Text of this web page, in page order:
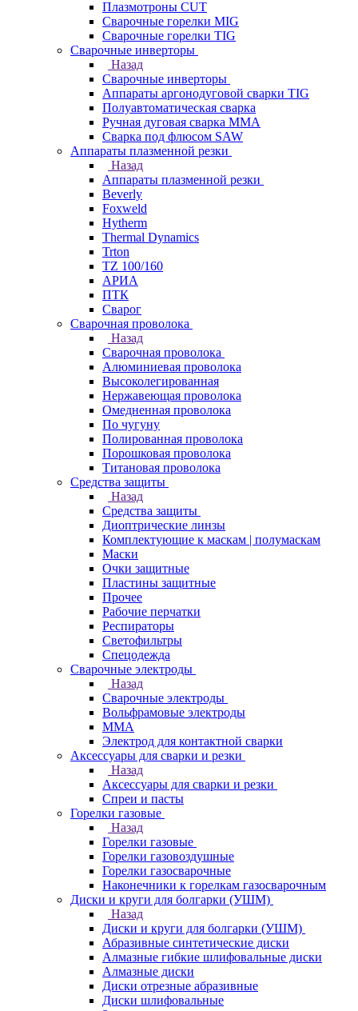
Плазмотроны CUT
Сварочные горелки MIG
Сварочные горелки TIG
Сварочные инверторы
Назад
Сварочные инверторы
Аппараты аргонодуговой сварки TIG
Полуавтоматическая сварка
Ручная дуговая сварка MMA
Сварка под флюсом SAW
Аппараты плазменной резки
Назад
Аппараты плазменной резки
Beverly
Foxweld
Hytherm
Thermal Dynamics
Trton
TZ 100/160
АРИА
ПТК
Сварог
Сварочная проволока
Назад
Сварочная проволока
Алюминиевая проволока
Высоколегированная
Нержавеющая проволока
Омедненная проволока
По чугуну
Полированная проволока
Порошковая проволока
Титановая проволока
Средства защиты
Назад
Средства защиты
Диоптрические линзы
Комплектующие к маскам | полумаскам
Маски
Очки защитные
Пластины защитные
Прочее
Рабочие перчатки
Респираторы
Светофильтры
Спецодежда
Сварочные электроды
Назад
Сварочные электроды
Вольфрамовые электроды
ММА
Электрод для контактной сварки
Аксессуары для сварки и резки
Назад
Аксессуары для сварки и резки
Спреи и пасты
Горелки газовые
Назад
Горелки газовые
Горелки газовоздушные
Горелки газосварочные
Наконечники к горелкам газосварочным
Диски и круги для болгарки (УШМ)
Назад
Диски и круги для болгарки (УШМ)
Абразивные синтетические диски
Алмазные гибкие шлифовальные диски
Алмазные диски
Диски отрезные абразивные
Диски шлифовальные